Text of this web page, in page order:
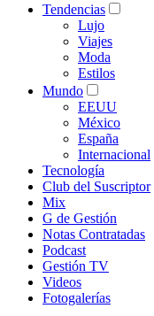
Tendencias
Lujo
Viajes
Moda
Estilos
Mundo
EEUU
México
España
Internacional
Tecnología
Club del Suscriptor
Mix
G de Gestión
Notas Contratadas
Podcast
Gestión TV
Videos
Fotogalerías